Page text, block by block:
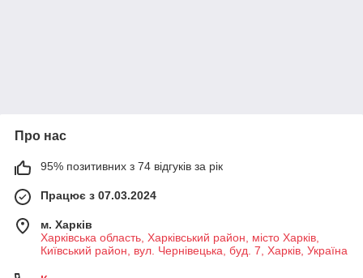
Про нас
95% позитивних з 74 відгуків за рік
Працює з 07.03.2024
м. Харків
Харківська область, Харківський район, місто Харків,
Київський район, вул. Чернівецька, буд. 7, Харків, Україна